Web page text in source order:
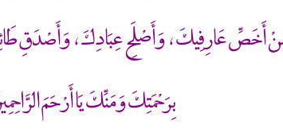
أَخَصِّ عَارِفِيكَ ، وَأَصْلَحِ عِبَادِكَ ، وَأَصْدَقِ
بِرَحْمَتِكَ وَمَنِّكَ يَا أَرْحَمَ